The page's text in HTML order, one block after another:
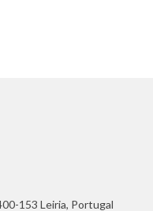
153 Leiria, Portugal